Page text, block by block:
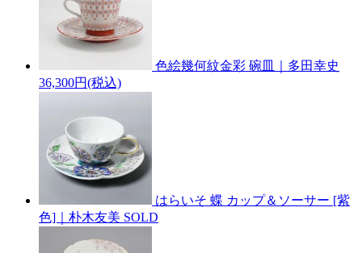
色絵幾何紋金彩 碗皿｜多田幸史
36,300円(税込)
はらいそ 蝶 カップ＆ソーサー [紫
色]｜朴木友美 SOLD